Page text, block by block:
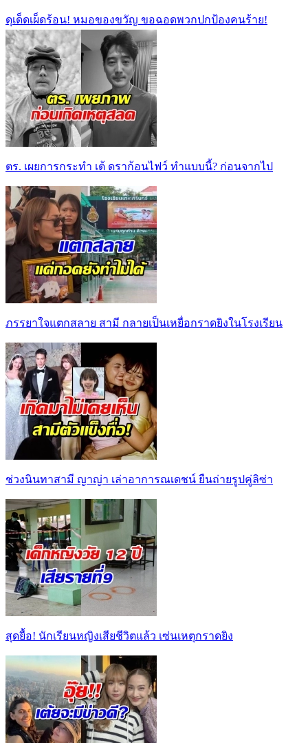
ดุเด็ดเผ็ดร้อน! หมอของขวัญ ขอฉอดพวกปกป้องคนร้าย!
ตร. เผยการกระทำ เต้ ดราก้อนไฟว์ ทำแบบนี้? ก่อนจากไป
ภรรยาใจแตกสลาย สามี กลายเป็นเหยื่อกราดยิงในโรงเรียน
ช่วงนินทาสามี ญาญ่า เล่าอาการณเดชน์ ยืนถ่ายรูปคู่ลิซ่า
สุดยื้อ! นักเรียนหญิงเสียชีวิตแล้ว เซ่นเหตุกราดยิง